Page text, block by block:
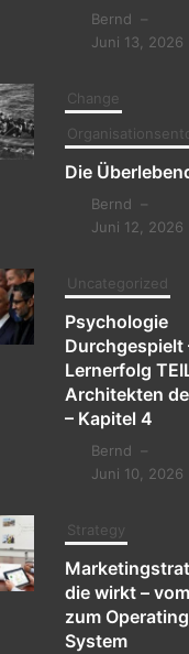
Bernd –
Juni 13, 2026
Change
Die
Bernd –
Juni 12, 2026
Uncategorized
Psychologie
Durchgespielt
Lernerfolg
Architekten
– Kapitel 4
Bernd –
Juni 10, 2026
Strategy
die wirkt –
zum Operating
System